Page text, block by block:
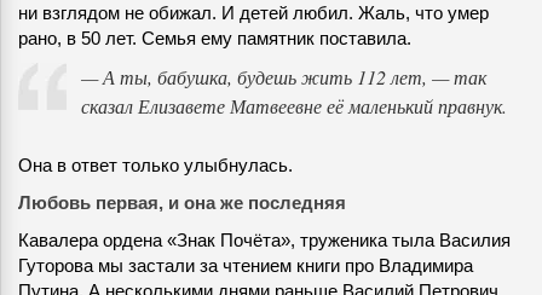
ни взглядом не обижал. И детей любил. Жаль, что умер
рано, в 50 лет. Семья ему памятник поставила.
— А ты, бабушка, будешь жить 112 лет, — так
сказал Елизавете Матвеевне её маленький правнук.
Она в ответ только улыбнулась.
Любовь первая, и она же последняя
Кавалера ордена «Знак Почёта», труженика тыла Василия
Гуторова мы застали за чтением книги про Владимира
Путина. А несколькими днями раньше Василий Петрович